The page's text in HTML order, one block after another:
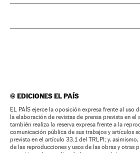
©EDICIONES EL PAÍS
EL PAÍS ejerce la oposición expresa frente al uso
la elaboración de revistas de prensa prevista en el
también realiza la reserva expresa frente a la
comunicación pública de sus trabajos y artículos
prevista en el artículo 33.1 del TRLPI; y, asimismo,
de las reproducciones y usos de las obras y otras